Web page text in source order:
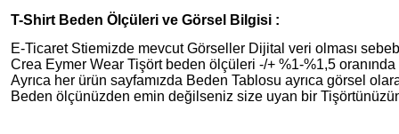
T-Shirt Beden Ölçüleri ve Görsel Bilgisi :
E-Ticaret Stiemizde mevcut Görseller Dijital veri olması
Crea Eymer Wear Tişört beden ölçüleri -/+ %1-%1,5
Ayrıca her ürün sayfamızda Beden Tablosu ayrıca görsel
Beden ölçünüzden emin değilseniz size uyan bir